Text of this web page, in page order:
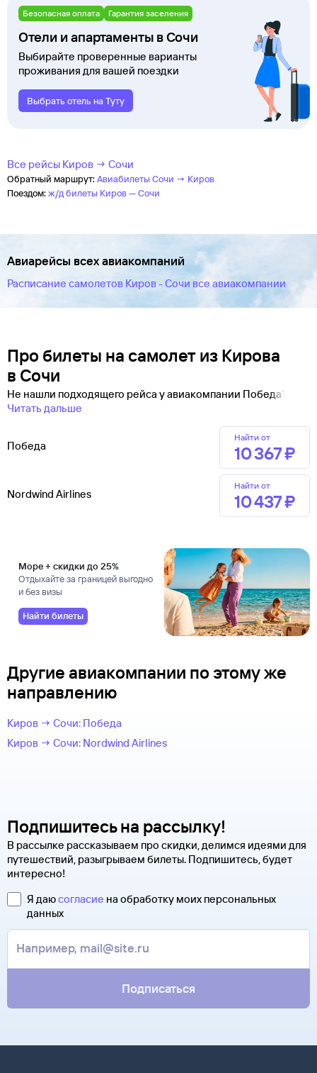
Безопасная оплата Гарантия заселения
Отели и апартаменты в Сочи
Выбирайте проверенные варианты
проживания для вашей поездки
Выбрать отель на Туту
Все рейсы Киров → Сочи
Обратный маршрут:Авиабилеты Сочи → Киров
Поездом:ж/д билеты Киров — Сочи
Авиарейсы всех авиакомпаний
Расписание самолетов Киров - Сочи все авиакомпании
Про билеты на самолет из Кирова
в Сочи
Не нашли подходящего рейса у авиакомпании Победа?
Читать дальше
Победа
Найти от
10 ⁠367 ⁠₽
Nordwind Airlines
Найти от
10 ⁠437 ⁠₽
Море + скидки до 25%
Отдыхайте за границей выгодно
и без визы
Найти билеты
Другие авиакомпании по этому же
направлению
Киров → Сочи: Победа
Киров → Сочи: Nordwind Airlines
Подпишитесь на рассылку!
В рассылке рассказываем про скидки, делимся идеями для
путешествий, разыгрываем билеты. Подпишитесь, будет
интересно!
Я даюсогласие на обработку моих персональных
данных
Подписаться